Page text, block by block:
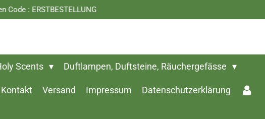
Code : ERSTBESTELLUNG
Scents Duftlampen, Duftsteine, Räuchergefässe
Kontakt Versand Impressum Datenschutzerklärung